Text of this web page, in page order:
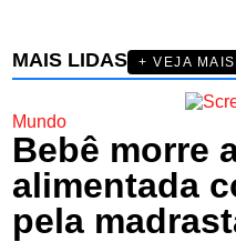
MAIS LIDAS + VEJA MAIS
Mundo
Bebê morre
alimentada
pela